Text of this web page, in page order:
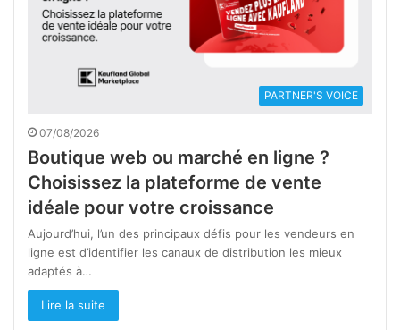
PARTNER'S VOICE
07/08/2026
Boutique web ou marché en ligne ?
Choisissez la plateforme de vente
idéale pour votre croissance
Aujourd’hui, l’un des principaux défis pour les vendeurs en
ligne est d’identifier les canaux de distribution les mieux
adaptés à…
Lire la suite